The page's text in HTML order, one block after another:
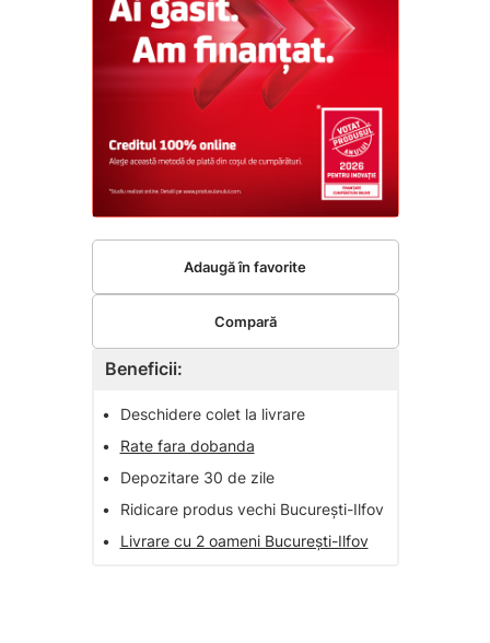
Beneficii:
•
Deschidere colet la livrare
•
Rate fara dobanda
•
Depozitare 30 de zile
•
Ridicare produs vechi București-Ilfov
•
Livrare cu 2 oameni București-Ilfov
Adaugă în favorite
Compară